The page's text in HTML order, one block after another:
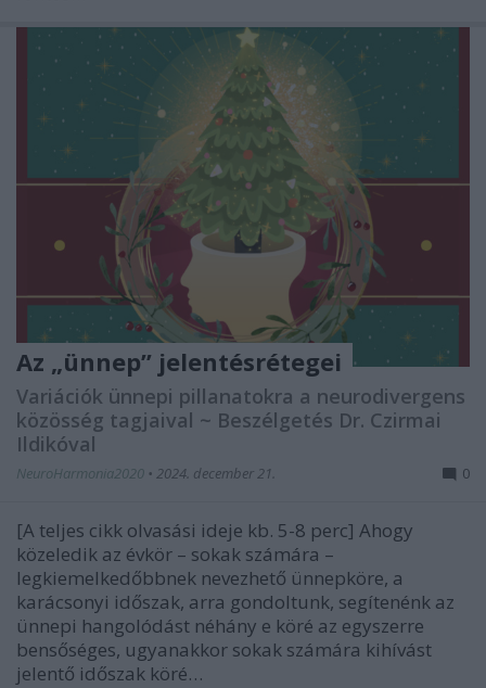
Az „ünnep” jelentésrétegei
Variációk ünnepi pillanatokra a neurodivergens
közösség tagjaival ~ Beszélgetés Dr. Czirmai
Ildikóval
NeuroHarmonia2020 • 2024. december 21. 0
[A teljes cikk olvasási ideje kb. 5-8 perc] Ahogy
közeledik az évkör – sokak számára –
legkiemelkedőbbnek nevezhető ünnepköre, a
karácsonyi időszak, arra gondoltunk, segítenénk az
ünnepi hangolódást néhány e köré az egyszerre
bensőséges, ugyanakkor sokak számára kihívást
jelentő időszak köré…